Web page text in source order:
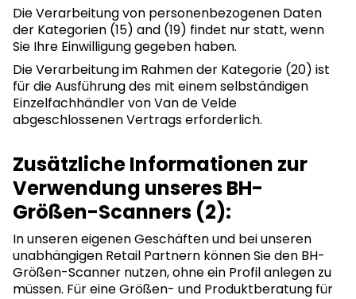
Die Verarbeitung von personenbezogenen Daten
der Kategorien (15) and (19) findet nur statt, wenn
Sie Ihre Einwilligung gegeben haben.
Die Verarbeitung im Rahmen der Kategorie (20) ist
für die Ausführung des mit einem selbständigen
Einzelfachhändler von Van de Velde
abgeschlossenen Vertrags erforderlich.
Zusätzliche Informationen zur
Verwendung unseres BH-
Größen-Scanners (2):
In unseren eigenen Geschäften und bei unseren
unabhängigen Retail Partnern können Sie den BH-
Größen-Scanner nutzen, ohne ein Profil anlegen zu
müssen. Für eine Größen- und Produktberatung für